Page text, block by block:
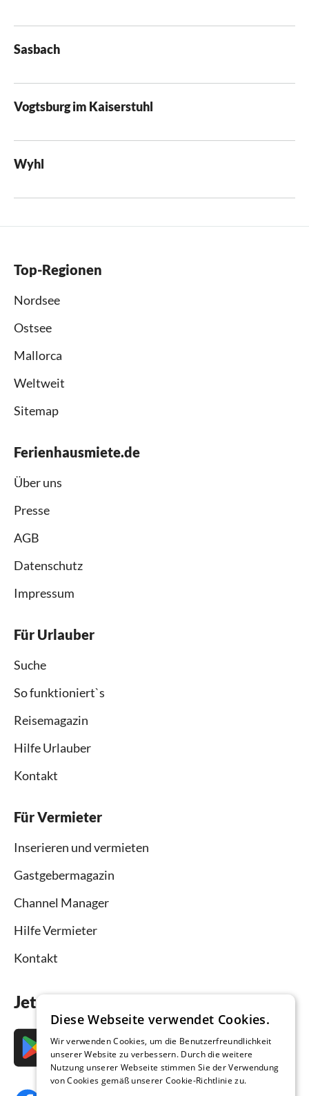
Sasbach
Vogtsburg im Kaiserstuhl
Wyhl
Top-Regionen
Nordsee
Ostsee
Mallorca
Weltweit
Sitemap
Ferienhausmiete.de
Über uns
Presse
AGB
Datenschutz
Impressum
Für Urlauber
Suche
So funktioniert`s
Reisemagazin
Hilfe Urlauber
Kontakt
Für Vermieter
Inserieren und vermieten
Gastgebermagazin
Channel Manager
Hilfe Vermieter
Kontakt
Jetzt die App downloaden
Diese Webseite verwendet Cookies.
Wir verwenden Cookies, um die Benutzerfreundlichkeit
unserer Website zu verbessern. Durch die weitere
Nutzung unserer Webseite stimmen Sie der Verwendung
von Cookies gemäß unserer Cookie-Richtlinie zu.